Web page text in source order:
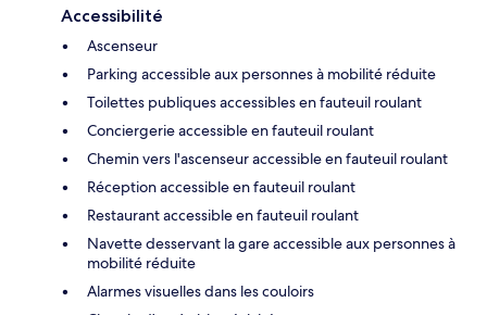
Accessibilité
Ascenseur
Parking accessible aux personnes à mobilité réduite
Toilettes publiques accessibles en fauteuil roulant
Conciergerie accessible en fauteuil roulant
Chemin vers l'ascenseur accessible en fauteuil roulant
Réception accessible en fauteuil roulant
Restaurant accessible en fauteuil roulant
Navette desservant la gare accessible aux personnes à
mobilité réduite
Alarmes visuelles dans les couloirs